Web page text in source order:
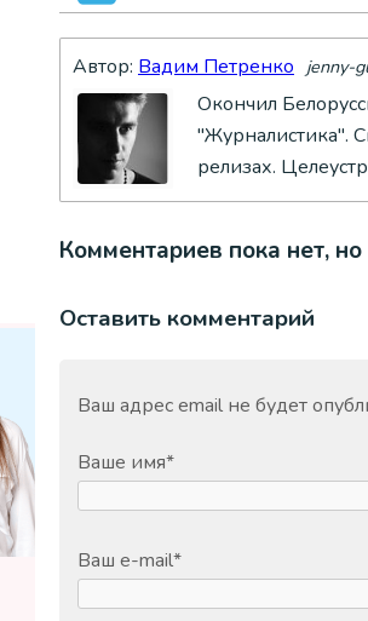
Автор: Вадим Петренко jenny-
Окончил
"Журналистика".
релизах.
Комментариев пока нет,
Оставить комментарий
Ваш адрес email не будет
Ваше имя*
Ваш e-mail*